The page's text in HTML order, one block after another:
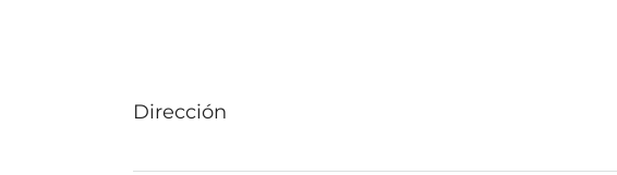
Dirección